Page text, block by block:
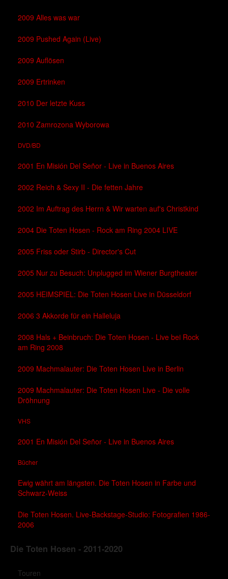
2009 Alles was war
2009 Pushed Again (Live)
2009 Auflösen
2009 Ertrinken
2010 Der letzte Kuss
2010 Zamrozona Wyborowa
DVD/BD
2001 En Misión Del Señor - Live in Buenos Aires
2002 Reich & Sexy II - Die fetten Jahre
2002 Im Auftrag des Herrn & Wir warten auf's Christkind
2004 Die Toten Hosen - Rock am Ring 2004 LIVE
2005 Friss oder Stirb - Director's Cut
2005 Nur zu Besuch: Unplugged im Wiener Burgtheater
2005 HEIMSPIEL: Die Toten Hosen Live in Düsseldorf
2006 3 Akkorde für ein Halleluja
2008 Hals + Beinbruch: Die Toten Hosen - Live bei Rock
am Ring 2008
2009 Machmalauter: Die Toten Hosen Live in Berlin
2009 Machmalauter: Die Toten Hosen Live - Die volle
Dröhnung
VHS
2001 En Misión Del Señor - Live in Buenos Aires
Bücher
Ewig währt am längsten. Die Toten Hosen in Farbe und
Schwarz-Weiss
Die Toten Hosen. Live-Backstage-Studio: Fotografien 1986-
2006
Die Toten Hosen - 2011-2020
Touren